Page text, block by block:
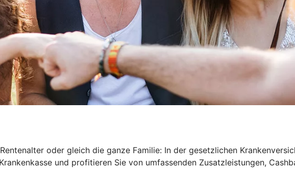
oder gleich die ganze Familie: In der gesetzlichen
und profitieren Sie von umfassenden Zusatzleistungen,